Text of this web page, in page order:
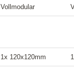
Vollmodular
1x 120x120mm